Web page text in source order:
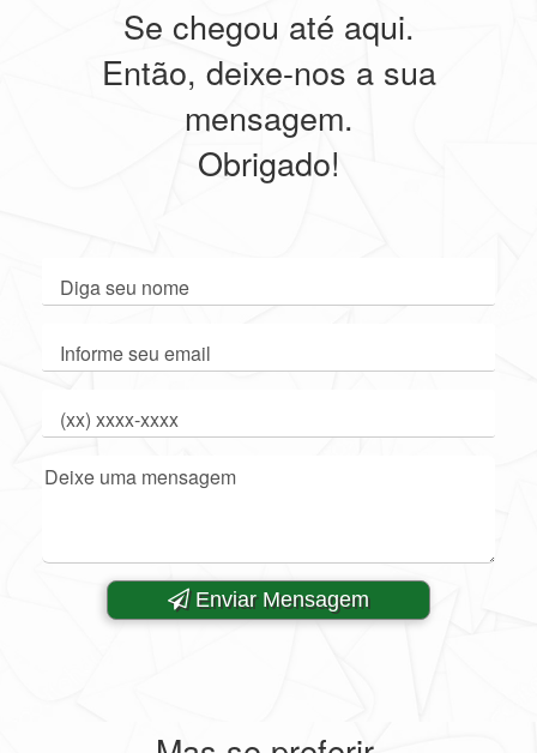
Se chegou até aqui.
Então, deixe-nos a sua
mensagem.
Obrigado!
Enviar Mensagem